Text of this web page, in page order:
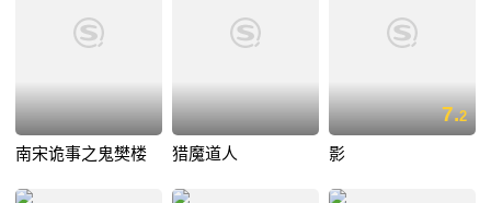
南宋诡事之鬼樊楼 猎魔道人
7.2
影